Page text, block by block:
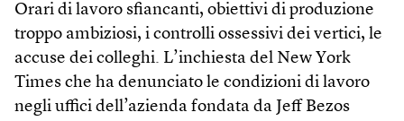
Orari di lavoro sfiancanti, obiettivi di produzione
troppo ambiziosi, i controlli ossessivi dei vertici, le
accuse dei colleghi. L’inchiesta del New York
Times che ha denunciato le condizioni di lavoro
negli uffici dell’azienda fondata da Jeff Bezos